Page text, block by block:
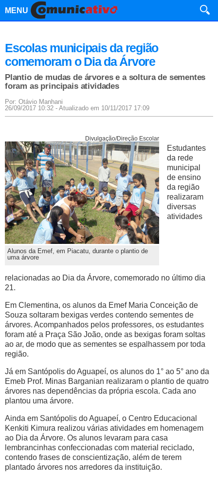
MENU
Escolas municipais da região
comemoram o Dia da Árvore
Plantio de mudas de árvores e a soltura de sementes
foram as principais atividades
Por: Otávio Manhani
26/09/2017 10:32 - Atualizado em 10/11/2017 17:09
Divulgação/Direção Escolar
Alunos da Emef, em Piacatu, durante o plantio de
uma árvore
Estudantes
da rede
municipal
de ensino
da região
realizaram
diversas
atividades
relacionadas ao Dia da Árvore, comemorado no último dia
21.
Em Clementina, os alunos da Emef Maria Conceição de
Souza soltaram bexigas verdes contendo sementes de
árvores. Acompanhados pelos professores, os estudantes
foram até a Praça São João, onde as bexigas foram soltas
ao ar, de modo que as sementes se espalhassem por toda
região.
Já em Santópolis do Aguapeí, os alunos do 1° ao 5° ano da
Emeb Prof. Minas Barganian realizaram o plantio de quatro
árvores nas dependências da própria escola. Cada ano
plantou uma árvore.
Ainda em Santópolis do Aguapeí, o Centro Educacional
Kenkiti Kimura realizou várias atividades em homenagem
ao Dia da Árvore. Os alunos levaram para casa
lembrancinhas confeccionadas com material reciclado,
contendo frases de conscientização, além de terem
plantado árvores nos arredores da instituição.